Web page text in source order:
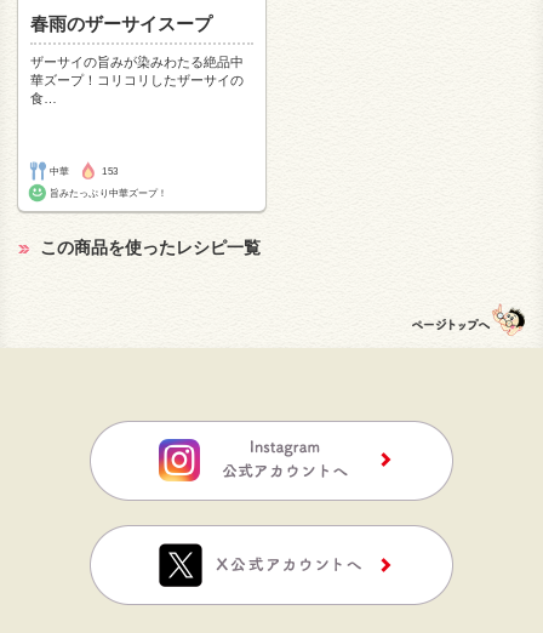
春雨のザーサイスープ
ザーサイの旨みが染みわたる絶品中
華ズープ！コリコリしたザーサイの
食
中華
153
旨みたっぷり中華ズープ！
この商品を使ったレシピ一覧